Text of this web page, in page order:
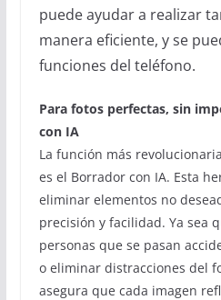
puede ayudar a realizar
manera eficiente, y se
funciones del teléfono.
Para fotos perfectas, sin
con IA
La función más
es el Borrador con IA. Esta
eliminar elementos no
precisión y facilidad. Ya sea
personas que se pasan
o eliminar distracciones del
asegura que cada imagen